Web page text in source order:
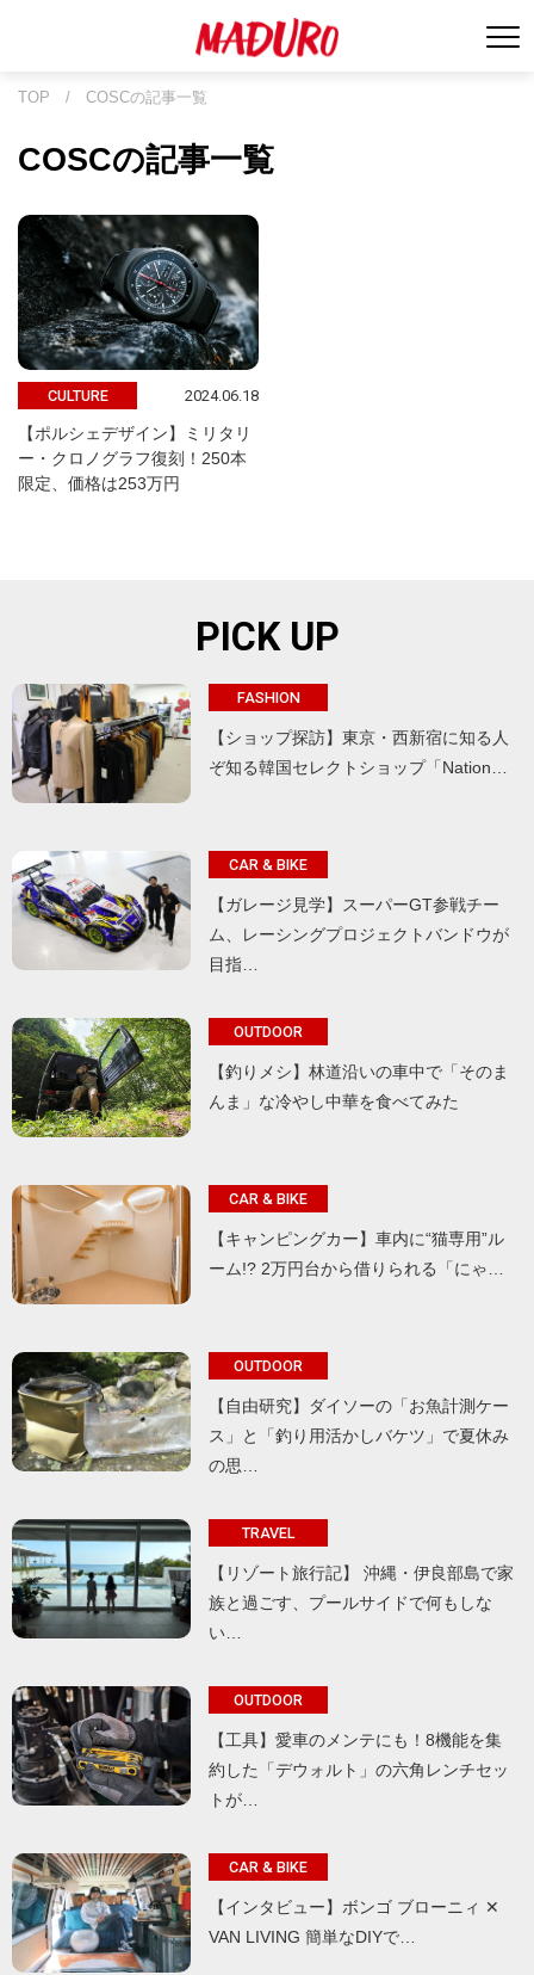
TOP / COSCの記事一覧
COSCの記事一覧
CULTURE 2024.06.18
【ポルシェデザイン】ミリタリ
ー・クロノグラフ復刻！250本
限定、価格は253万円
PICK UP
FASHION
【ショップ探訪】東京・西新宿に知る人
ぞ知る韓国セレクトショップ「Nation…
CAR & BIKE
【ガレージ見学】スーパーGT参戦チー
ム、レーシングプロジェクトバンドウが
目指…
OUTDOOR
【釣りメシ】林道沿いの車中で「そのま
んま」な冷やし中華を食べてみた
CAR & BIKE
【キャンピングカー】車内に“猫専用”ル
ーム!? 2万円台から借りられる「にゃ…
OUTDOOR
【自由研究】ダイソーの「お魚計測ケー
ス」と「釣り用活かしバケツ」で夏休み
の思…
TRAVEL
【リゾート旅行記】 沖縄・伊良部島で家
族と過ごす、プールサイドで何もしな
い…
OUTDOOR
【工具】愛車のメンテにも！8機能を集
約した「デウォルト」の六角レンチセッ
トが…
CAR & BIKE
【インタビュー】ボンゴ ブローニィ ✕
VAN LIVING 簡単なDIYで…